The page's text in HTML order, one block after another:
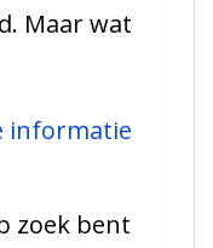
Maar wat
informatie
zoek bent